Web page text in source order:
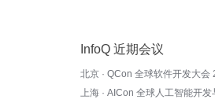
InfoQ 近期会议
北京 · QCon 全球软件开发大会
上海 · AICon 全球人工智能开